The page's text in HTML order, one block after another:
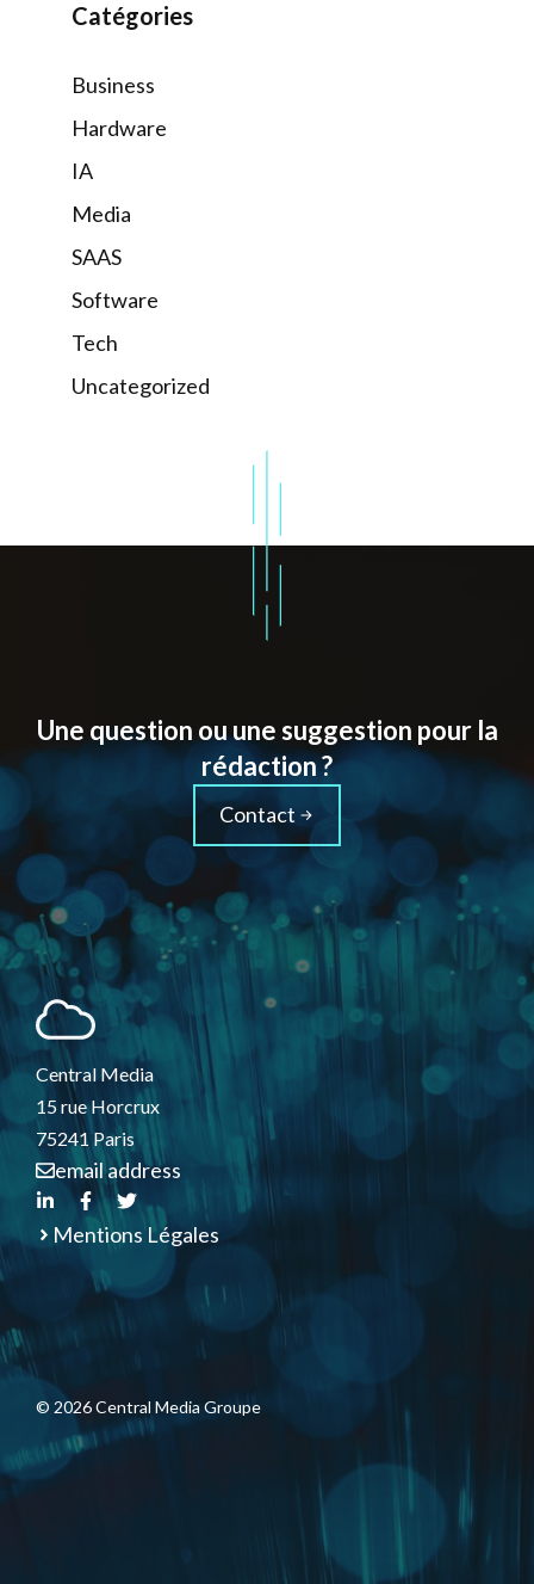
Catégories
Business
Hardware
IA
Media
SAAS
Software
Tech
Uncategorized
Une question ou une suggestion pour la
rédaction ?
Contact
Central Media
15 rue Horcrux
75241 Paris
email address
Mentions Légales
© 2026 Central Media Groupe